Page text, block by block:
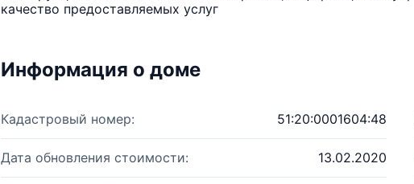
качество предоставляемых услуг
Информация о доме
Кадастровый номер: 51:20:0001604:48
Дата обновления стоимости: 13.02.2020